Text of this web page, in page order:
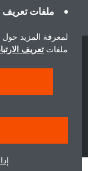
حول دايكن
ملفات تعريف
لمعرفة المزيد حول
ملفاتتعريف